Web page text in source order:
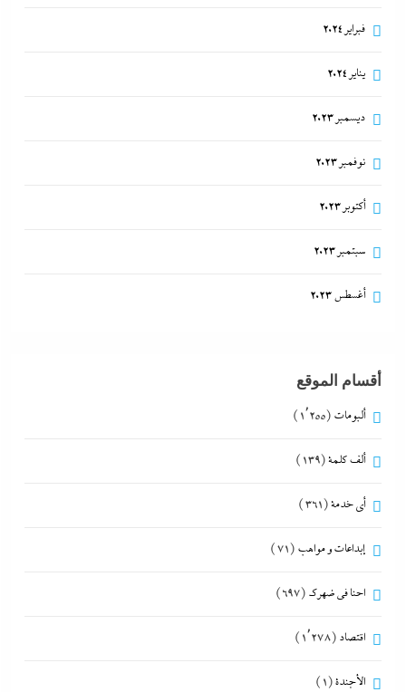
فبراير 2024
يناير 2024
ديسمبر 2023
نوفمبر 2023
أكتوبر 2023
سبتمبر 2023
أغسطس 2023
أقسام الموقع
ألبومات (1٬255)
ألف كلمة(139)
أي خدمة(361)
إبداعات و مواهب (71)
احنا في ضهرك (697)
اقتصاد (1٬278)
الأجندة(1)